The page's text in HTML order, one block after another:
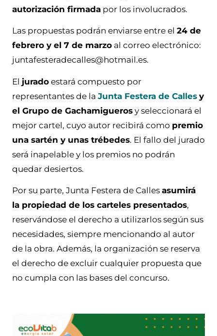
autorización firmada por los involucrados.
Las propuestas podrán enviarse entre el 24 de
febrero y el 7 de marzo al correo electrónico:
juntafesteradecalles@hotmail.es.
El jurado estará compuesto por
representantes de la Junta Festera de Calles y
el Grupo de Gachamigueros y seleccionará el
mejor cartel, cuyo autor recibirá como premio
una sartén y unas trébedes. El fallo del jurado
será inapelable y los premios no podrán
quedar desiertos.
Por su parte, Junta Festera de Calles asumirá
la propiedad de los carteles presentados,
reservándose el derecho a utilizarlos según sus
necesidades, siempre mencionando al autor
de la obra. Además, la organización se reserva
el derecho de excluir cualquier propuesta que
no cumpla con las bases del concurso.